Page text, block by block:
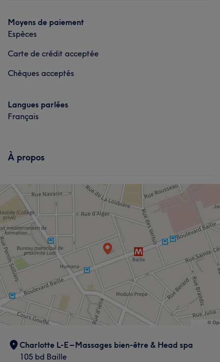
Moyens de paiement
Espèces
Carte de crédit acceptée
Chèques acceptés
Langues parlées
Français
À propos
Charlotte L-E – Massages bien-être & Head spa
105 bd Baille